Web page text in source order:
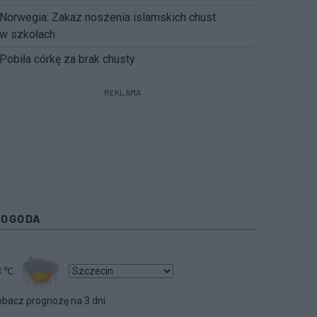
Norwegia: Zakaz noszenia islamskich chust
w szkołach
Pobiła córkę za brak chusty
REKLAMA
℃
prognozę na 3 dni